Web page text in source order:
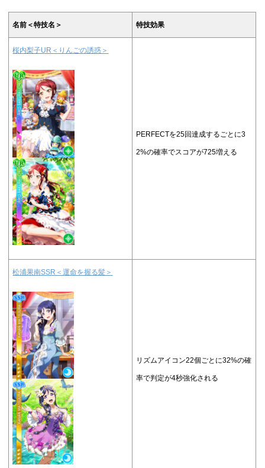
名前＜特技名＞ 特技効果
桜内梨子UR＜りんごの誘惑＞
PERFECTを25回達成するごとに3
2%の確率でスコアが725増える
松浦果南SSR＜運命を握る髪＞
リズムアイコン22個ごとに32%の確
率で判定が4秒強化される